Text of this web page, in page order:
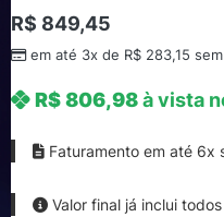
R$ 849,45
em até 3x de R$ 283,15
R$806,98à vista
Faturamento em até 6x
Valor final já inclui